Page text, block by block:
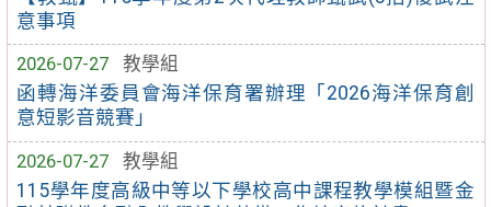
意事項
2026-07-27
教學組
函轉海洋委員會海洋保育署辦理「2026海洋保育創
意短影音競賽」
2026-07-27
教學組
115學年度高級中等以下學校高中課程教學模組暨金